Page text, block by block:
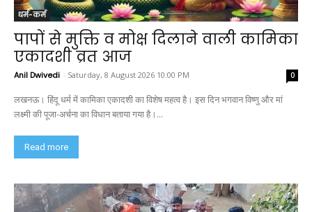
धर्म-कर्म
पापों से मुक्ति व मोक्ष दिलाने वाली कामिका
एकादशी व्रत आज
Anil Dwivedi - Saturday, 8 August 2026 10:00 PM 0
लखनऊ। हिंदू धर्म में कामिका एकादशी का विशेष महत्व है। इस दिन भगवान विष्णु और मां
लक्ष्मी की पूजा-अर्चना का विधान बताया गया है।...
Read more